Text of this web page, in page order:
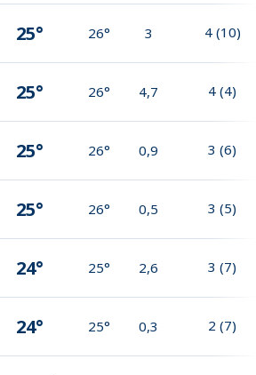
25° 26° 3 4 (10)
25° 26° 4,7 4 (4)
25° 26° 0,9 3 (6)
25° 26° 0,5 3 (5)
24° 25° 2,6 3 (7)
24° 25° 0,3 2 (7)